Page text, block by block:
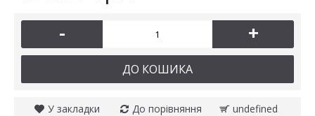
- +
ДО КОШИКА
У закладки До порівняння undefined